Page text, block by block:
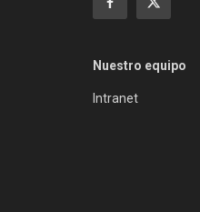
Nuestro equipo
Intranet